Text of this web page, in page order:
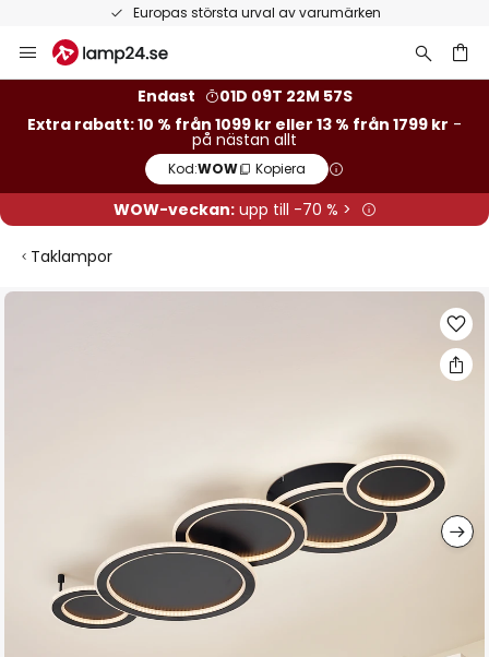
Europas största urval av varumärken
Hoppa
till
Endast
01D 09T 22M 56S
Extra rabatt: 10 % från 1099 kr eller 13 % från 1799 kr -
på nästan allt
Kod:WOW Kopiera
WOW-veckan:upp till -70 % >
Taklampor
Hoppa